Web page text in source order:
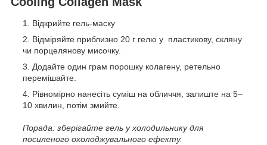
Відкрийте гель-маску
Відміряйте приблизно 20 г гелю у пластикову, скляну
чи порцелянову мисочку.
Додайте один грам порошку колагену, ретельно
перемішайте.
Рівномірно нанесіть суміш на обличчя, залиште на 5–
10 хвилин, потім змийте.
Порада: зберігайте гель у холодильнику для
посиленого охолоджувального ефекту.